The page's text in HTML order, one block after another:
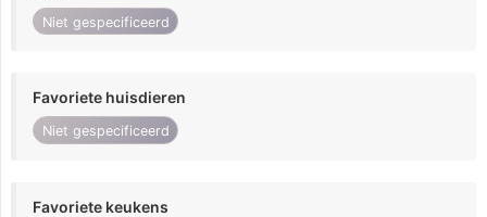
Niet gespecificeerd
Favoriete huisdieren
Niet gespecificeerd
Favoriete keukens